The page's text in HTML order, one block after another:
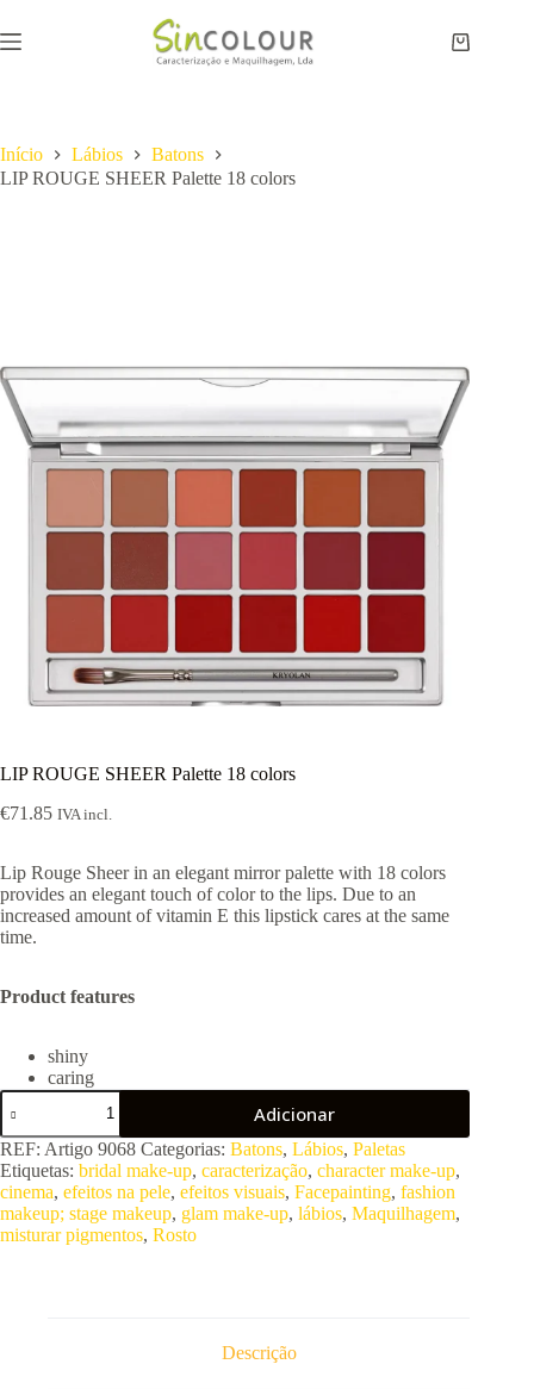
para
o
Carrinho
Início Lábios
Batons
LIP ROUGE SHEER Palette 18 colors
LIP ROUGE SHEER Palette 18 colors
€71.85 IVA incl.
Lip Rouge Sheer in an elegant mirror palette with 18 colors
provides an elegant touch of color to the lips. Due to an
increased amount of vitamin E this lipstick cares at the same
time.
Product features
shiny
caring
Quantidade
de
LIP
ROUGE
SHEER
Palette
18
colors
Adicionar
REF: Artigo 9068 Categorias: Batons, Lábios, Paletas
Etiquetas: bridal make-up, caracterização, character make-up,
cinema, efeitos na pele, efeitos visuais, Facepainting, fashion
makeup; stage makeup, glam make-up, lábios, Maquilhagem,
misturar pigmentos, Rosto
Descrição